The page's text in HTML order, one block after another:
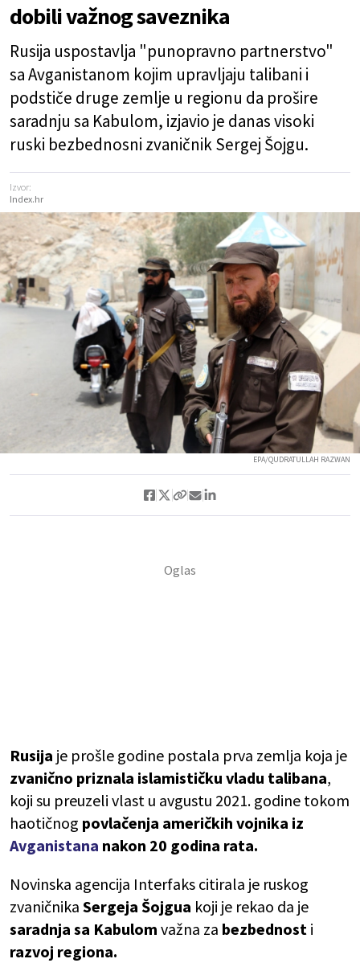
dobili važnog saveznika
Rusija uspostavlja "punopravno partnerstvo"
sa Avganistanom kojim upravljaju talibani i
podstiče druge zemlje u regionu da prošire
saradnju sa Kabulom, izjavio je danas visoki
ruski bezbednosni zvaničnik Sergej Šojgu.
Izvor:
Index.hr
EPA/QUDRATULLAH RAZWAN
Rusija je prošle godine postala prva zemlja koja je
zvanično priznala islamističku vladu talibana,
koji su preuzeli vlast u avgustu 2021. godine tokom
haotičnog povlačenja američkih vojnika iz
Avganistana nakon 20 godina rata.
Novinska agencija Interfaks citirala je ruskog
zvaničnika Sergeja Šojgua koji je rekao da je
saradnja sa Kabulom važna za bezbednost i
razvoj regiona.